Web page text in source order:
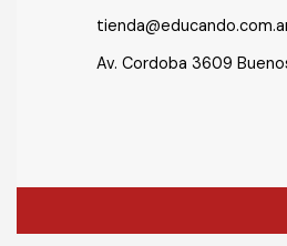
Av. Cordoba 3609